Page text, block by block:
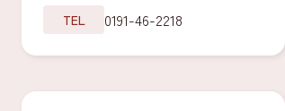
TEL 0191-46-2218